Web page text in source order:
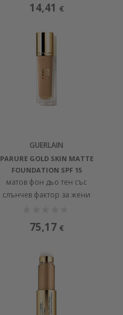
14,41 €
GUERLAIN
PARURE GOLD SKIN MATTE
FOUNDATION SPF 15
матов фон дьо тен със
слънчев фактор за жени
75,17 €